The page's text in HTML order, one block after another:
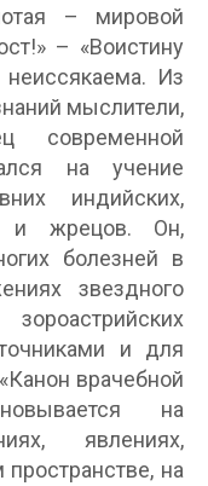
– мировой
– «Воистину
Из
мыслители,
современной
на учение
индийских,
и жрецов. Он,
болезней в
звездного
и для
врачебной
на
явлениях,
на